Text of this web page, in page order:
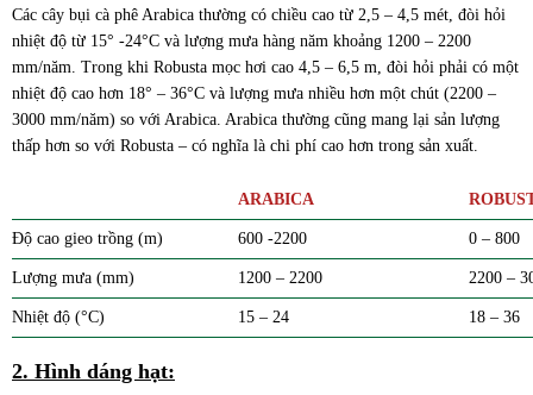
Các cây bụi cà phê Arabica thường có chiều cao từ 2,5 – 4,5 mét, đòi hỏi
nhiệt độ từ 15° -24°C và lượng mưa hàng năm khoảng 1200 – 2200
mm/năm. Trong khi Robusta mọc hơi cao 4,5 – 6,5 m, đòi hỏi phải có một
nhiệt độ cao hơn 18° – 36°C và lượng mưa nhiều hơn một chút (2200 –
3000 mm/năm) so với Arabica. Arabica thường cũng mang lại sản lượng
thấp hơn so với Robusta – có nghĩa là chi phí cao hơn trong sản xuất.
ARABICA
Độ cao gieo trồng (m) 600 -2200 0 – 800
Lượng mưa (mm) 1200 – 2200 2200 –
Nhiệt độ (°C) 15 – 24 18 – 36
2. Hình dáng hạt: